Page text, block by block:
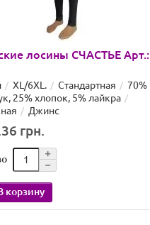
лосины СЧАСТЬЕ Арт.:
XL/6XL. Стандартная
70%
25% хлопок, 5% лайкра
Джинс
грн.
корзину